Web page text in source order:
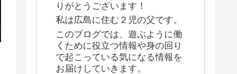
りがとうございます！
私は広島に住む２児の父です。
このブログでは、遊ぶように働
くために役立つ情報や身の回り
で起こっている気になる情報を
お届けしていきます。